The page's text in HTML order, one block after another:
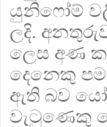
යුනිෆෝම්
ලදි.
ලෙස අණ
දෙනෙකු
ඇති බව
වැටුණෙකු